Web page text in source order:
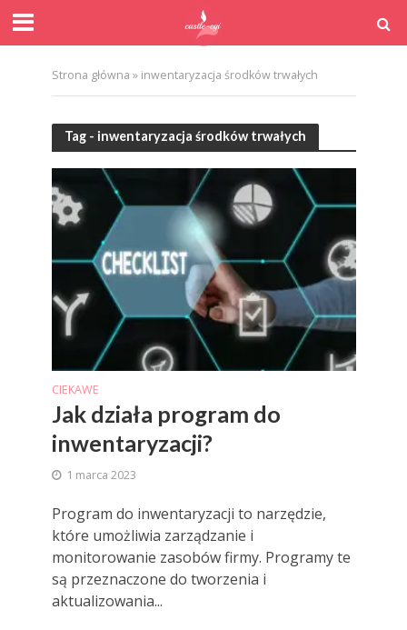
Strona główna » inwentaryzacja środków trwałych
Tag - inwentaryzacja środków trwałych
CIEKAWE
Jak działa program do
inwentaryzacji?
1 marca 2023
Program do inwentaryzacji to narzędzie,
które umożliwia zarządzanie i
monitorowanie zasobów firmy. Programy te
są przeznaczone do tworzenia i
aktualizowania...